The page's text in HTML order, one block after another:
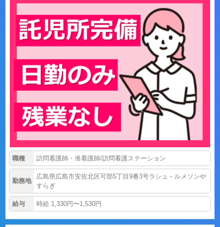
職種 訪問看護師・准看護師/訪問看護ステーション
勤務地
広島県広島市安佐北区可部5丁目9番3号ラシュ－ルメソンや
すらぎ
給与 時給 1,330円〜1,530円